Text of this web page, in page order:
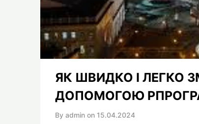
ЯК ШВИДКО І ЛЕГКО
ДОПОМОГОЮ
By admin on 15.04.2024